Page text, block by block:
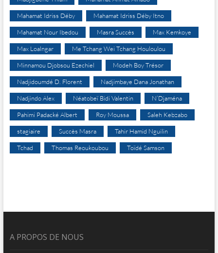
Mahamat Idriss Déby Mahamat Idriss Déby Itno
Mahamat Nour Ibedou Masra Succès Max Kemkoye
Max Loalngar Me Tchang Wei Tchang Houloulou
Minnamou Djobsou Ezechiel Modeh Boy Trésor
Nadjidoumdé D. Florent Nadjimbaye Dana Jonathan
Nadjindo Alex Néatobeï Bidi Valentin N’Djaména
Pahimi Padacké Albert Roy Moussa Saleh Kebzabo
stagiaire Succès Masra Tahir Hamid Nguilin
Tchad Thomas Reoukoubou Toïdé Samson
A PROPOS DE NOUS